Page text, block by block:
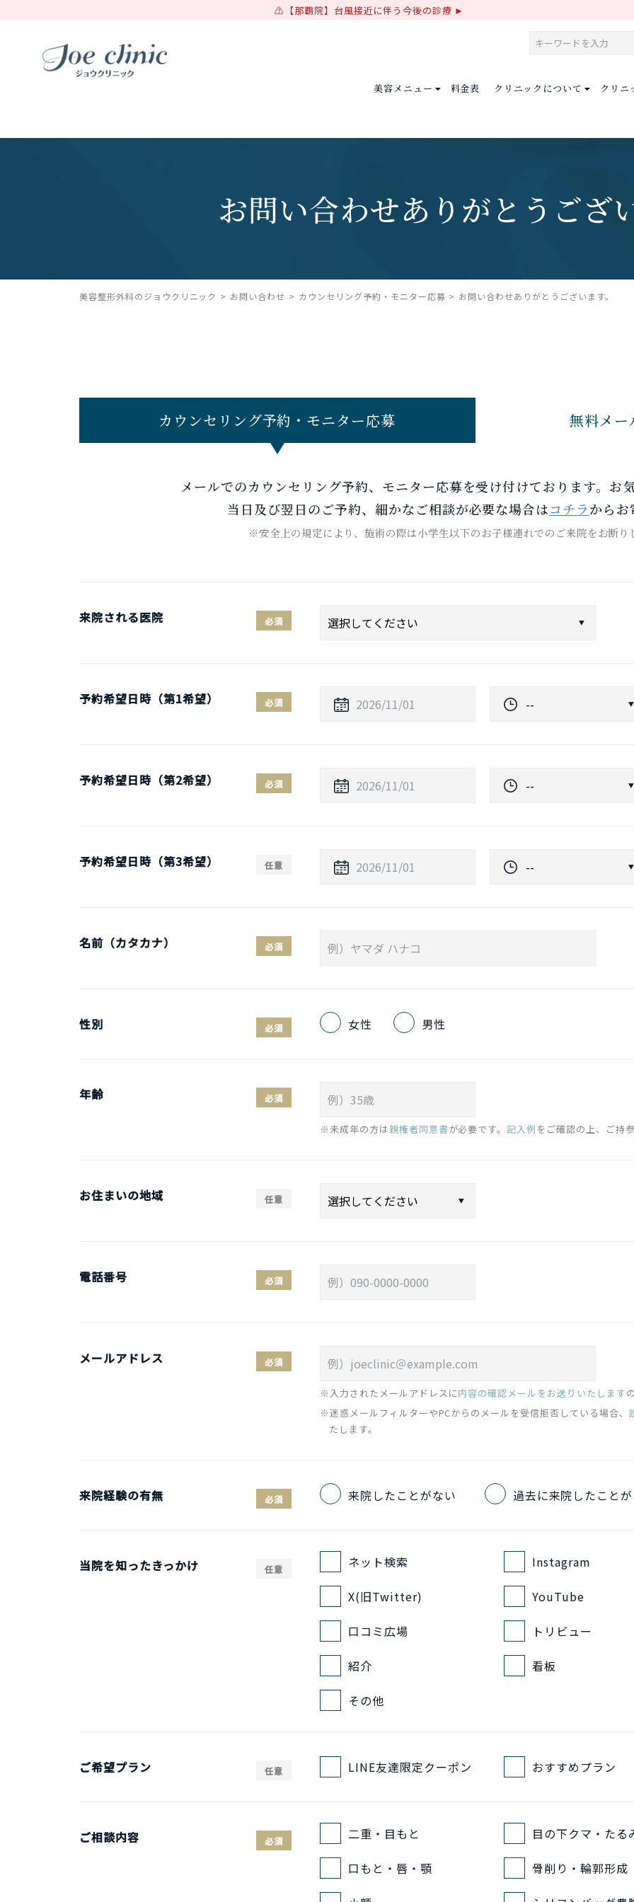
【那覇院】台風接近に伴う今後の診療
美容メニュー 料金表 クリニックについて クリニ
お問い合わせありがとうござ
美容整形外科のジョウクリニック お問い合わせ カウンセリング予約・モニター応募 お問い合わせありがとうございます。
カウンセリング予約・モニター応募 無料メー
メールでのカウンセリング予約、モニター応募を受け付けております。お
当日及び翌日のご予約、細かなご相談が必要な場合はコチラからお
※安全上の規定により、施術の際は小学生以下のお子様連れでのご来院をお断り
来院される医院 必須
予約希望日時（第1希望） 必須
予約希望日時（第2希望） 必須
予約希望日時（第3希望） 任意
名前（カタカナ） 必須
性別 必須 女性 男性
年齢 必須
※未成年の方は親権者同意書が必要です。 記入例 をご確認の上、ご持
お住まいの地域 任意
電話番号 必須
メールアドレス 必須
※入力されたメールアドレスに内容の確認メールをお送りいたします
※迷惑メールフィルターやPCからのメールを受信拒否している場合、
たします。
来院経験の有無 必須 来院したことがない 過去に来院したこと
当院を知ったきっかけ 任意 ネット検索 Instagram
X(旧Twitter) YouTube
口コミ広場 トリビュー
紹介 看板
その他
ご希望プラン 任意 LINE友達限定クーポン おすすめプラン
ご相談内容 必須 二重・目もと 目の下クマ・たる
口もと・唇・顎 骨削り・輪郭形成